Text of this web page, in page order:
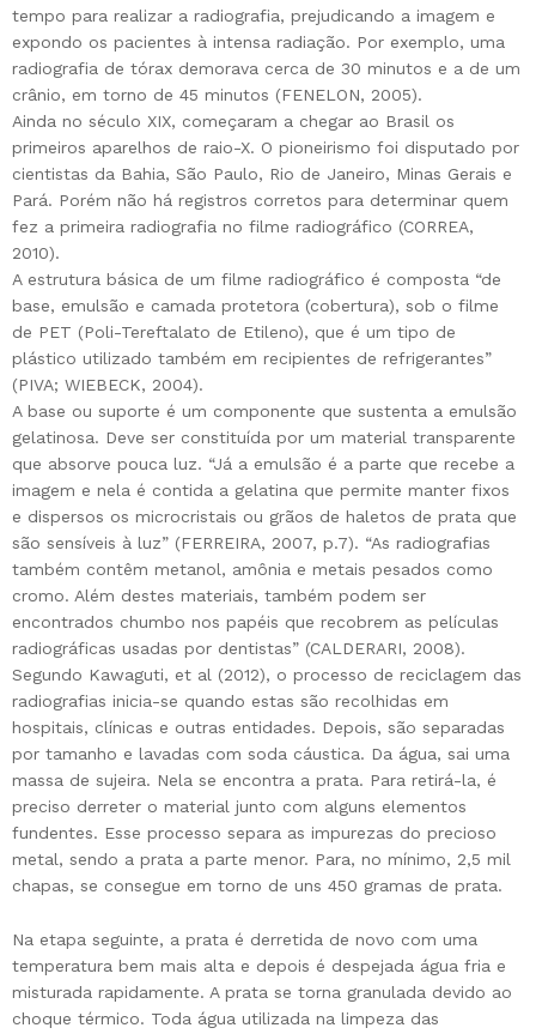
tempo para realizar a radiografia, prejudicando a imagem e
expondo os pacientes à intensa radiação. Por exemplo, uma
radiografia de tórax demorava cerca de 30 minutos e a de um
crânio, em torno de 45 minutos (FENELON, 2005).
Ainda no século XIX, começaram a chegar ao Brasil os
primeiros aparelhos de raio-X. O pioneirismo foi disputado por
cientistas da Bahia, São Paulo, Rio de Janeiro, Minas Gerais e
Pará. Porém não há registros corretos para determinar quem
fez a primeira radiografia no filme radiográfico (CORREA,
2010).
A estrutura básica de um filme radiográfico é composta “de
base, emulsão e camada protetora (cobertura), sob o filme
de PET (Poli-Tereftalato de Etileno), que é um tipo de
plástico utilizado também em recipientes de refrigerantes”
(PIVA; WIEBECK, 2004).
A base ou suporte é um componente que sustenta a emulsão
gelatinosa. Deve ser constituída por um material transparente
que absorve pouca luz. “Já a emulsão é a parte que recebe a
imagem e nela é contida a gelatina que permite manter fixos
e dispersos os microcristais ou grãos de haletos de prata que
são sensíveis à luz” (FERREIRA, 2007, p.7). “As radiografias
também contêm metanol, amônia e metais pesados como
cromo. Além destes materiais, também podem ser
encontrados chumbo nos papéis que recobrem as películas
radiográficas usadas por dentistas” (CALDERARI, 2008).
Segundo Kawaguti, et al (2012), o processo de reciclagem das
radiografias inicia-se quando estas são recolhidas em
hospitais, clínicas e outras entidades. Depois, são separadas
por tamanho e lavadas com soda cáustica. Da água, sai uma
massa de sujeira. Nela se encontra a prata. Para retirá-la, é
preciso derreter o material junto com alguns elementos
fundentes. Esse processo separa as impurezas do precioso
metal, sendo a prata a parte menor. Para, no mínimo, 2,5 mil
chapas, se consegue em torno de uns 450 gramas de prata.
Na etapa seguinte, a prata é derretida de novo com uma
temperatura bem mais alta e depois é despejada água fria e
misturada rapidamente. A prata se torna granulada devido ao
choque térmico. Toda água utilizada na limpeza das